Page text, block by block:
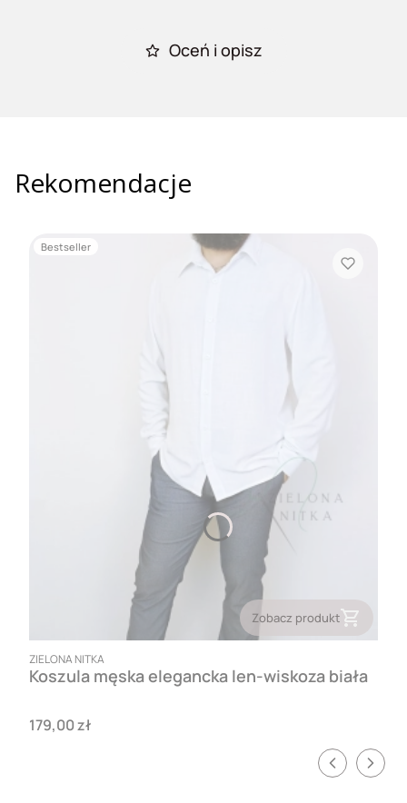
Oceń i opisz
Rekomendacje
Bestseller
Zobacz produkt
PRODUCENT
ZIELONA NITKA
Koszula męska elegancka len-wiskoza biała
Cena
179,00 zł